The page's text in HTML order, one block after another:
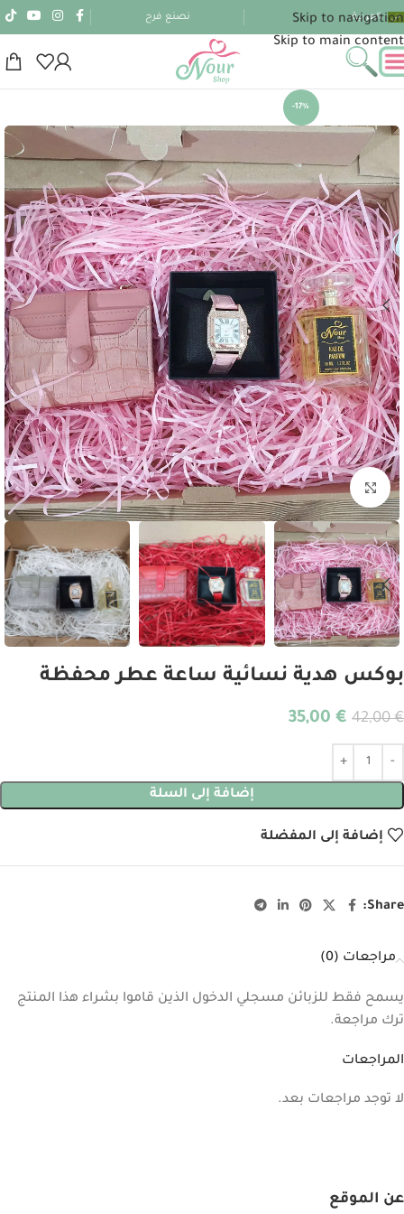
Skip to navigation
Skip to main content
العربية نصنع فرح
-17%
انقر للتكبير
بوكس هدية نسائية ساعة عطر محفظة
42,00€
35,00 €
إضافة إلى السلة
Alternative:
إضافة إلى المفضلة
Share:
مراجعات (0)
المراجعات
لا توجد مراجعات بعد.
يسمح فقط للزبائن مسجلي الدخول الذين قاموا بشراء هذا المنتج
ترك مراجعة.
عن الموقع